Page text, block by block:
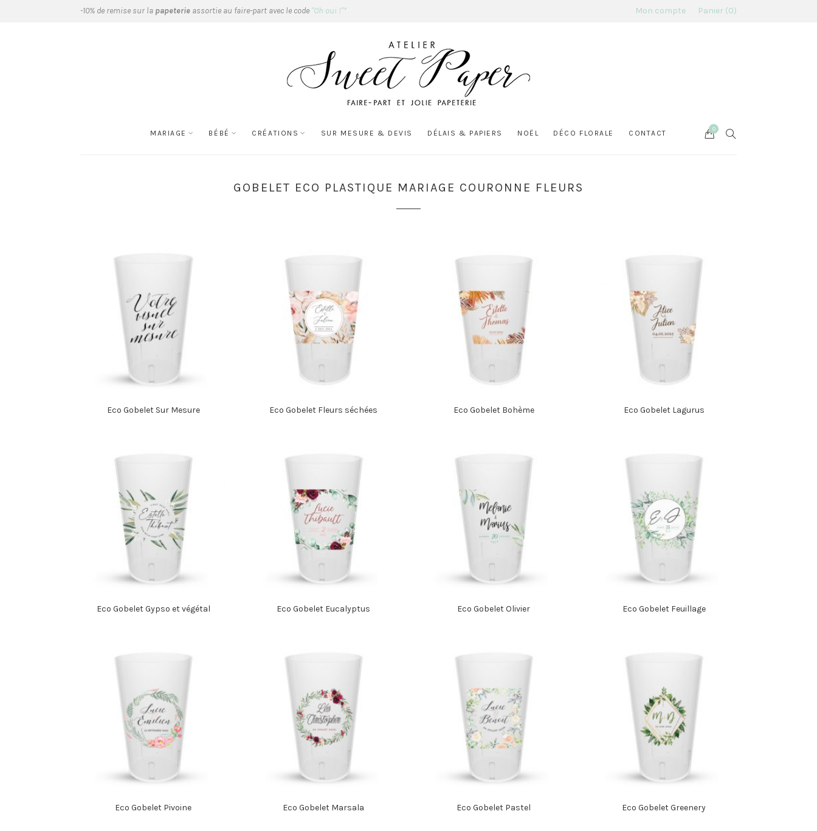
-10% de remise sur la papeterie assortie au faire-part avec le code "Oh oui !"* Mon compte Panier 0
MARIAGE BÉBÉ CRÉATIONS SUR MESURE & DEVIS DÉLAIS & PAPIERS NOËL DÉCO FLORALE CONTACT SEARCH
Cart
0
GOBELET ECO PLASTIQUE MARIAGE COURONNE FLEURS
Eco Gobelet Sur Mesure Eco Gobelet Fleurs séchées Eco Gobelet Bohème Eco Gobelet Lagurus
Eco Gobelet Gypso et végétal Eco Gobelet Eucalyptus Eco Gobelet Olivier Eco Gobelet Feuillage
Eco Gobelet Pivoine Eco Gobelet Marsala Eco Gobelet Pastel Eco Gobelet Greenery